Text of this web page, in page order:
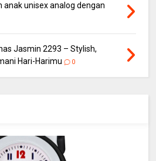
anak unisex analog dengan
Jasmin 2293 – Stylish,
Hari-Harimu
0